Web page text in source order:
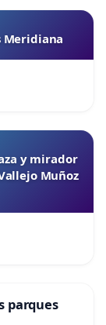
Meridiana
y mirador
Muñoz
parques